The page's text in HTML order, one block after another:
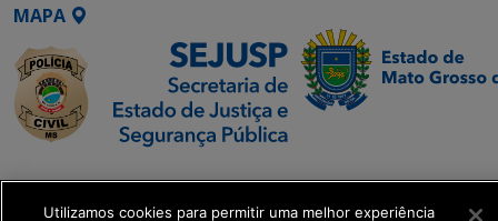
MAPA
SETDIG | Secretaria-
Executiva de
Utilizamos cookies para permitir uma melhor experiência